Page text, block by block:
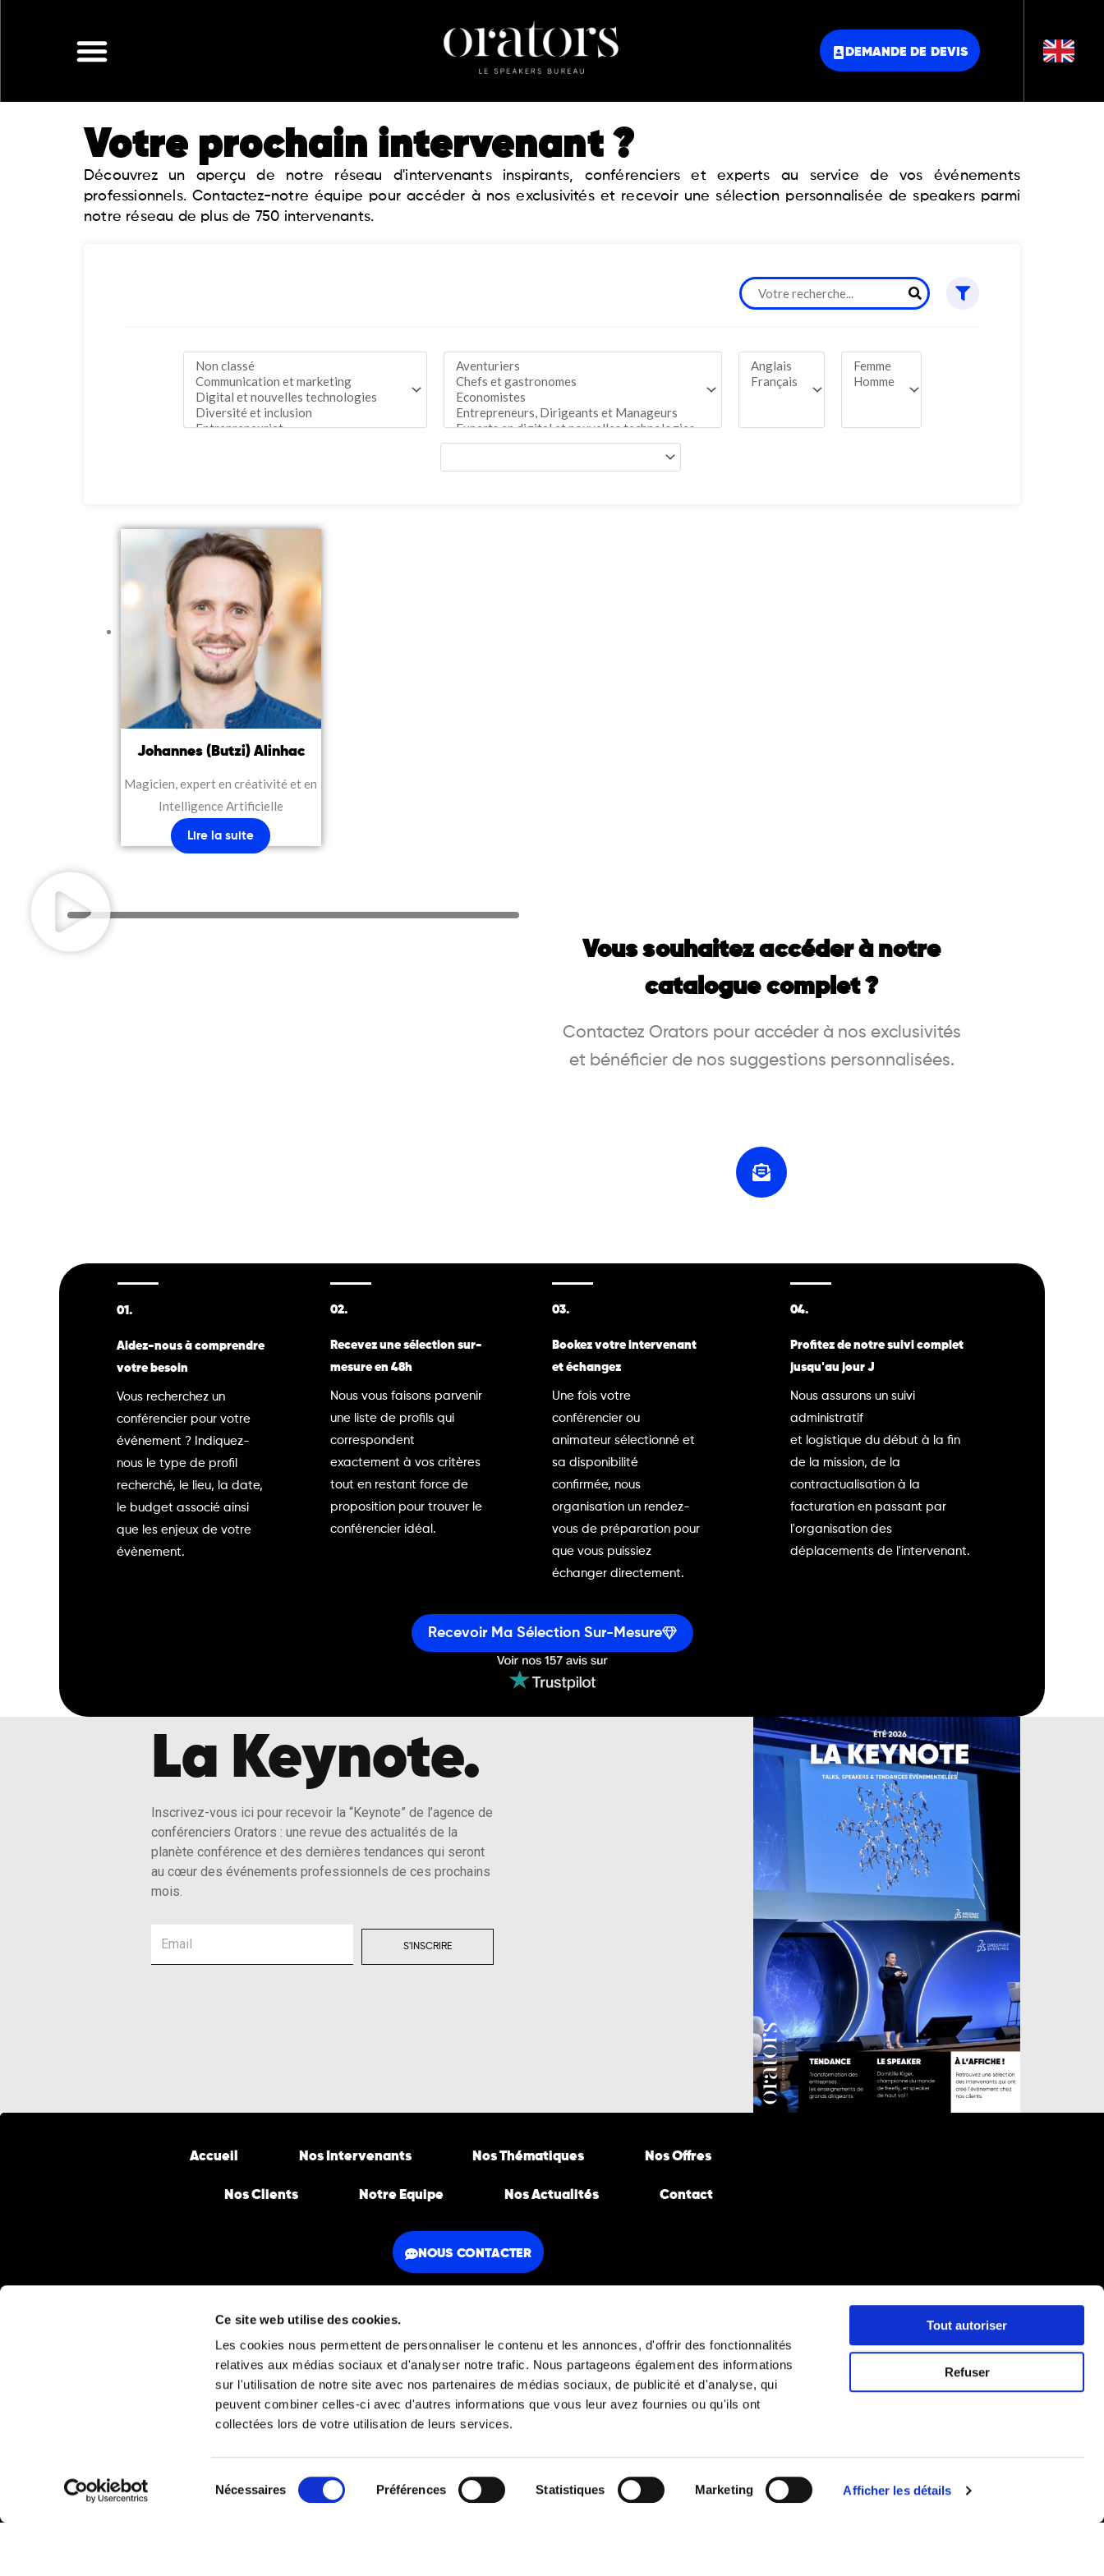
Ce site web utilise des cookies.
Les cookies nous permettent de personnaliser le contenu et les annonces, d'offrir des fonctionnalités
relatives aux médias sociaux et d'analyser notre trafic. Nous partageons également des informations
sur l'utilisation de notre site avec nos partenaires de médias sociaux, de publicité et d'analyse, qui
peuvent combiner celles-ci avec d'autres informations que vous leur avez fournies ou qu'ils ont
collectées lors de votre utilisation de leurs services.
du
Nécessaires Préférences Statistiques Marketing Afficher les détails
Tout autoriser
Refuser
DEMANDE DE DEVIS
Votre prochain intervenant ?
Découvrez un aperçu de notre réseau d'intervenants inspirants, conférenciers et experts au service de vos événements
professionnels. Contactez-notre équipe pour accéder à nos exclusivités et recevoir une sélection personnalisée de speakers parmi
notre réseau de plus de 750 intervenants.
Johannes (Butzi) Alinhac
Magicien, expert en créativité et en
Intelligence Artificielle
Lire la suite
Vous souhaitez accéder à notre
catalogue complet ?
Contactez Orators pour accéder à nos exclusivités
et bénéficier de nos suggestions personnalisées.
01.
Aidez-nous à comprendre
votre besoin
Vous recherchez un
conférencier pour votre
événement ? Indiquez-
nous le type de profil
recherché, le lieu, la date,
le budget associé ainsi
que les enjeux de votre
évènement.
02.
Recevez une sélection sur-
mesure en 48h
Nous vous faisons parvenir
une liste de profils qui
correspondent
exactement à vos critères
tout en restant force de
proposition pour trouver le
conférencier idéal.
03.
Bookez votre intervenant
et échangez
Une fois votre
conférencier ou
animateur sélectionné et
sa disponibilité
confirmée, nous
organisation un rendez-
vous de préparation pour
que vous puissiez
échanger directement.
04.
Profitez de notre suivi complet
jusqu'au jour J
Nous assurons un suivi
administratif
et logistique du début à la fin
de la mission, de la
contractualisation à la
facturation en passant par
l'organisation des
déplacements de l'intervenant.
Recevoir Ma Sélection Sur-Mesure
La Keynote.
Inscrivez-vous ici pour recevoir la “Keynote” de l’agence de
conférenciers Orators : une revue des actualités de la
planète conférence et des dernières tendances qui seront
au cœur des événements professionnels de ces prochains
mois.
S'INSCRIRE
Accueil Nos Intervenants Nos Thématiques Nos Offres
Nos Clients Notre Equipe Nos Actualités Contact
NOUS CONTACTER
FAQMentions légales
Découvrez aussi